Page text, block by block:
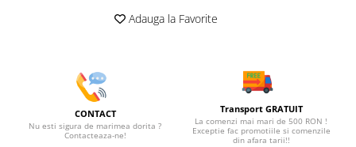
Adauga la Favorite
CONTACT
Nu esti sigura de marimea dorita ?
Contacteaza-ne!
Transport GRATUIT
La comenzi mai mari de 500 RON !
Exceptie fac promotiile si comenzile
din afara tarii!!